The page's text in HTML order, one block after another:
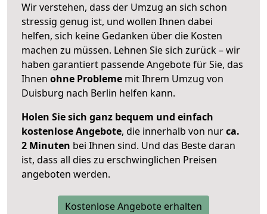
Wir verstehen, dass der Umzug an sich schon
stressig genug ist, und wollen Ihnen dabei
helfen, sich keine Gedanken über die Kosten
machen zu müssen. Lehnen Sie sich zurück – wir
haben garantiert passende Angebote für Sie, das
Ihnen ohne Probleme mit Ihrem Umzug von
Duisburg nach Berlin helfen kann.
Holen Sie sich ganz bequem und einfach
kostenlose Angebote, die innerhalb von nurca.
2 Minuten bei Ihnen sind. Und das Beste daran
ist, dass all dies zu erschwinglichen Preisen
angeboten werden.
Kostenlose Angebote erhalten